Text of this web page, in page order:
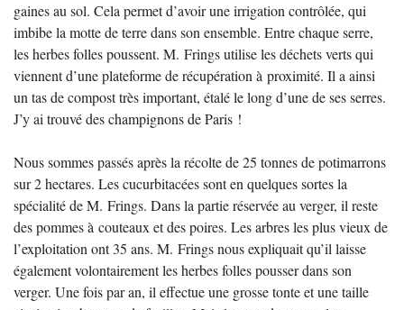
gaines au sol. Cela permet d’avoir une irrigation contrôlée, qui
imbibe la motte de terre dans son ensemble. Entre chaque serre,
les herbes folles poussent. M. Frings utilise les déchets verts qui
viennent d’une plateforme de récupération à proximité. Il a ainsi
un tas de compost très important, étalé le long d’une de ses serres.
J’y ai trouvé des champignons de Paris !
Nous sommes passés après la récolte de 25 tonnes de potimarrons
sur 2 hectares. Les cucurbitacées sont en quelques sortes la
spécialité de M. Frings. Dans la partie réservée au verger, il reste
des pommes à couteaux et des poires. Les arbres les plus vieux de
l’exploitation ont 35 ans. M. Frings nous expliquait qu’il laisse
également volontairement les herbes folles pousser dans son
verger. Une fois par an, il effectue une grosse tonte et une taille